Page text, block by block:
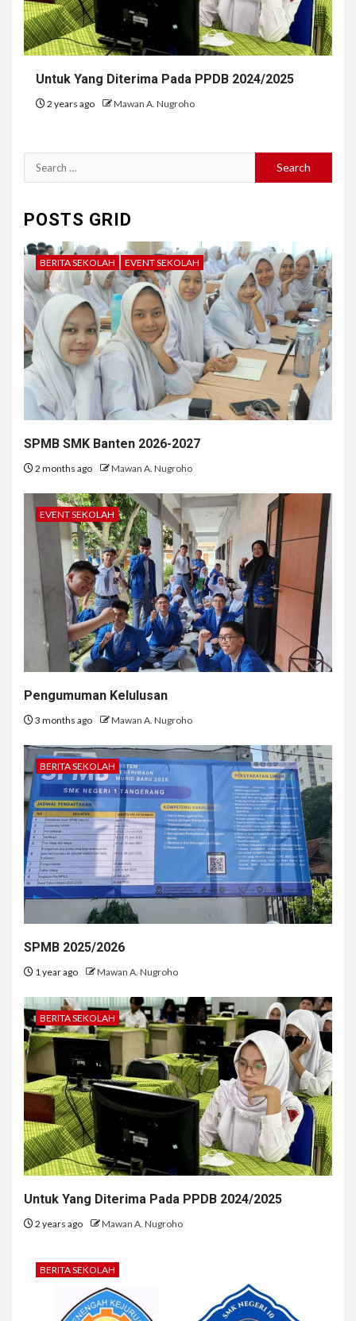
Untuk Yang Diterima Pada PPDB 2024/2025
2 years ago Mawan A. Nugroho
Search
for:
POSTS GRID
BERITA SEKOLAH EVENT SEKOLAH
SPMB SMK Banten 2026-2027
2 months ago Mawan A. Nugroho
EVENT SEKOLAH
Pengumuman Kelulusan
3 months ago Mawan A. Nugroho
BERITA SEKOLAH
SPMB 2025/2026
1 year ago Mawan A. Nugroho
BERITA SEKOLAH
Untuk Yang Diterima Pada PPDB 2024/2025
2 years ago Mawan A. Nugroho
BERITA SEKOLAH